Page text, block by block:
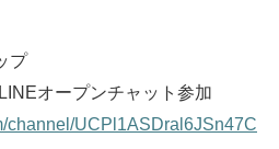
プ
オープンチャット参加
channel/UCPl1ASDral6JSn47C